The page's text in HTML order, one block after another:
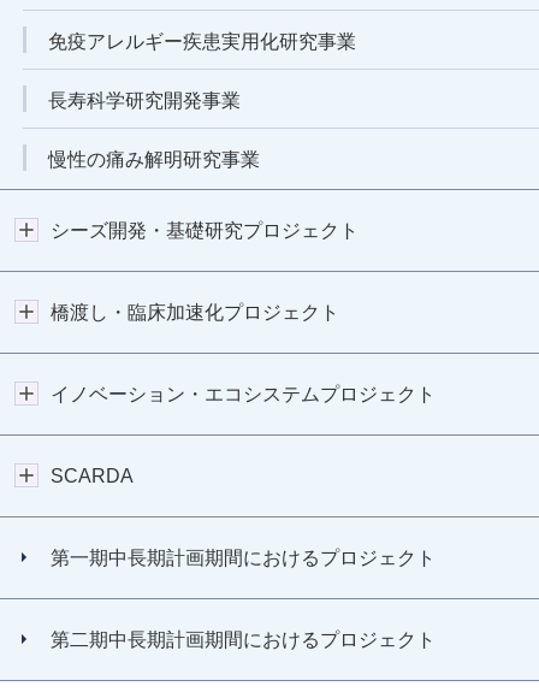
免疫アレルギー疾患実用化研究事業
長寿科学研究開発事業
慢性の痛み解明研究事業
シーズ開発・基礎研究プロジェクト
橋渡し・臨床加速化プロジェクト
イノベーション・エコシステムプロジェクト
SCARDA
第一期中長期計画期間におけるプロジェクト
第二期中長期計画期間におけるプロジェクト